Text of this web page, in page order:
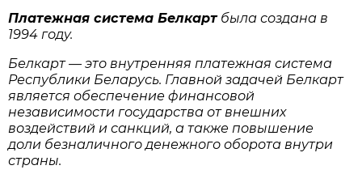
Платежная система Белкартбыла создана в
1994 году.
Белкарт — это внутренняя платежная система
Республики Беларусь. Главной задачей Белкарт
является обеспечение финансовой
независимости государства от внешних
воздействий и санкций, а также повышение
доли безналичного денежного оборота внутри
страны.